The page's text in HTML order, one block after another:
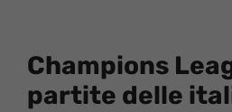
Champions
partite delle